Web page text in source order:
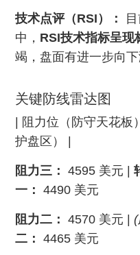
技术点评（RSI）：
中， RSI技术指标呈现
竭，盘面有进一步向
关键防线雷达图
| 阻力位（防守天花
护盘区） |
阻力三： 4595 美元 |
一： 4490 美元
阻力二： 4570 美元 |
二： 4465 美元